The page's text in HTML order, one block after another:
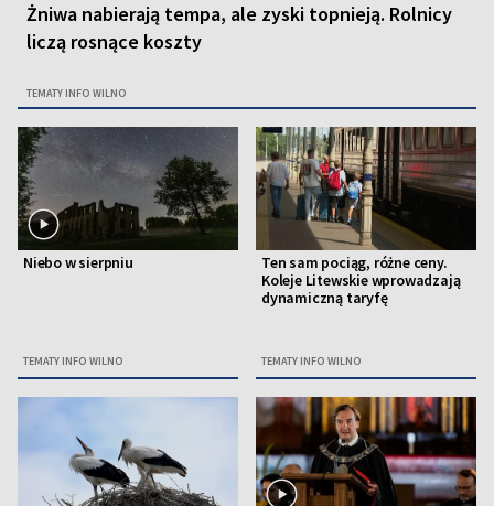
Żniwa nabierają tempa, ale zyski topnieją. Rolnicy
liczą rosnące koszty
TEMATY INFO WILNO
Niebo w sierpniu
TEMATY INFO WILNO
Ten sam pociąg, różne ceny.
Koleje Litewskie wprowadzają
dynamiczną taryfę
TEMATY INFO WILNO